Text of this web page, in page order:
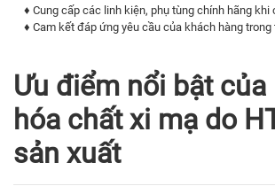
♦ Cung cấp các linh kiện, phụ tùng chính hãng khi
♦ Cam kết đáp ứng yêu cầu của khách hàng trong
Ưu điểm nổi bật
hóa chất xi mạ do
sản xuất